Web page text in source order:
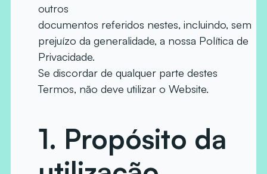
outros
documentos referidos nestes, incluindo, sem
prejuízo da generalidade, a nossa Política de
Privacidade.
Se discordar de qualquer parte destes
Termos, não deve utilizar o Website.
1. Propósito da